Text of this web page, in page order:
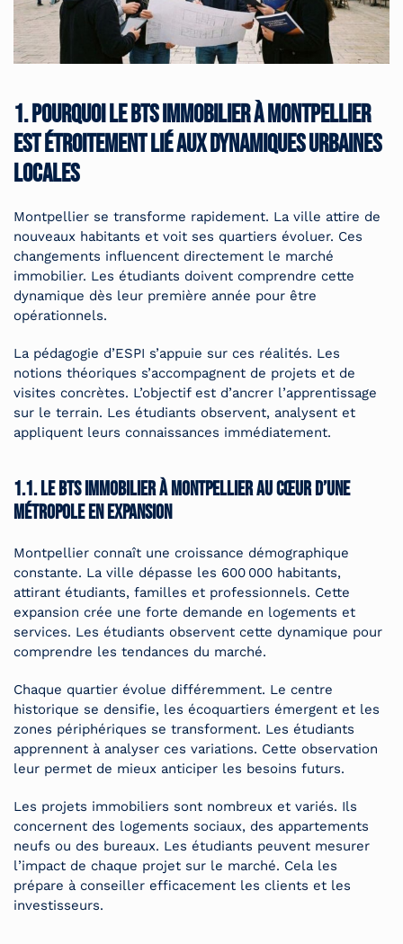
1. Pourquoi le BTS immobilier à Montpellier
est étroitement lié aux dynamiques urbaines
locales
Montpellier se transforme rapidement. La ville attire de
nouveaux habitants et voit ses quartiers évoluer. Ces
changements influencent directement le marché
immobilier. Les étudiants doivent comprendre cette
dynamique dès leur première année pour être
opérationnels.
La pédagogie d’ESPI s’appuie sur ces réalités. Les
notions théoriques s’accompagnent de projets et de
visites concrètes. L’objectif est d’ancrer l’apprentissage
sur le terrain. Les étudiants observent, analysent et
appliquent leurs connaissances immédiatement.
1.1. Le bts immobilier à Montpellier au cœur d’une
métropole en expansion
Montpellier connaît une croissance démographique
constante. La ville dépasse les 600 000 habitants,
attirant étudiants, familles et professionnels. Cette
expansion crée une forte demande en logements et
services. Les étudiants observent cette dynamique pour
comprendre les tendances du marché.
Chaque quartier évolue différemment. Le centre
historique se densifie, les écoquartiers émergent et les
zones périphériques se transforment. Les étudiants
apprennent à analyser ces variations. Cette observation
leur permet de mieux anticiper les besoins futurs.
Les projets immobiliers sont nombreux et variés. Ils
concernent des logements sociaux, des appartements
neufs ou des bureaux. Les étudiants peuvent mesurer
l’impact de chaque projet sur le marché. Cela les
prépare à conseiller efficacement les clients et les
investisseurs.